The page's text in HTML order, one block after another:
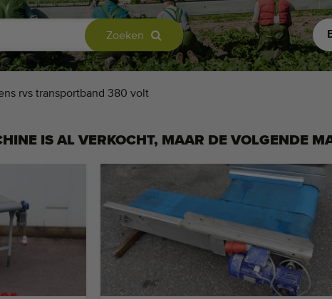
Zoeken
rvs transportband 380 volt
IS AL VERKOCHT, MAAR DE VOLGENDE